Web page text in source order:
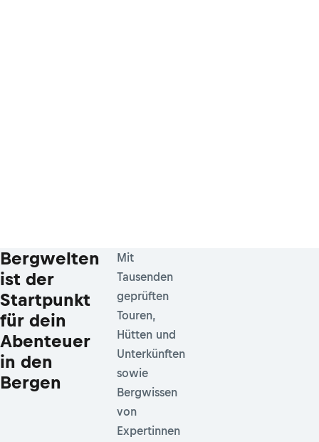
Bergwelten
ist der
Startpunkt
für dein
Abenteuer
in den
Bergen
Mit
Tausenden
geprüften
Touren,
Hütten und
Unterkünften
sowie
Bergwissen
von
Expertinnen